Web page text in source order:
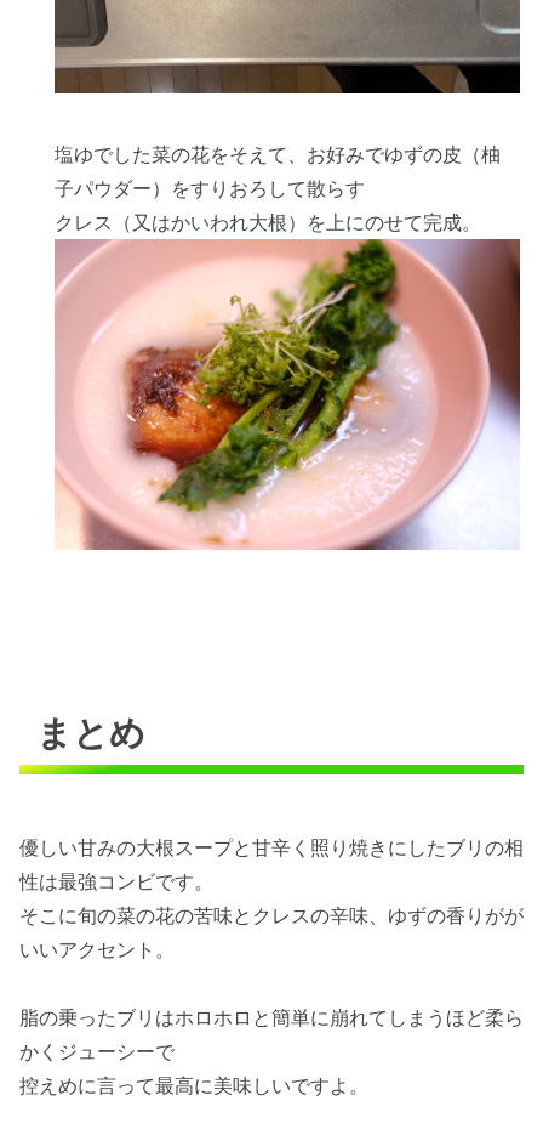
塩ゆでした菜の花をそえて、お好みでゆずの皮（柚
子パウダー）をすりおろして散らす
クレス（又はかいわれ大根）を上にのせて完成。
まとめ
優しい甘みの大根スープと甘辛く照り焼きにしたブリの相
性は最強コンビです。
そこに旬の菜の花の苦味とクレスの辛味、ゆずの香りがが
いいアクセント。
脂の乗ったブリはホロホロと簡単に崩れてしまうほど柔ら
かくジューシーで
控えめに言って最高に美味しいですよ。